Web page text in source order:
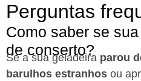
Perguntas
Como saber se
de conserto?
Se a sua geladeira parou
barulhos estranhos ou